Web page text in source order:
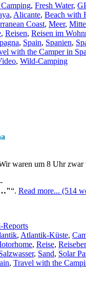
, Fresh Water,
, Alicante, Beach with
Coast, Meer,
, Reisen, Reisen im
, Spain, Spanien,
with the Camper in
, Wild-Camping
waren um 8 Uhr
. Read more... (514
Reports
, Atlantik-Küste,
, Reise,
, Sand, Solar
, Travel with the